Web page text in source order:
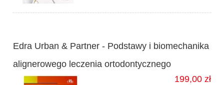
Edra Urban & Partner - Podstawy i biomechanika
alignerowego leczenia ortodontycznego
199,00 zł